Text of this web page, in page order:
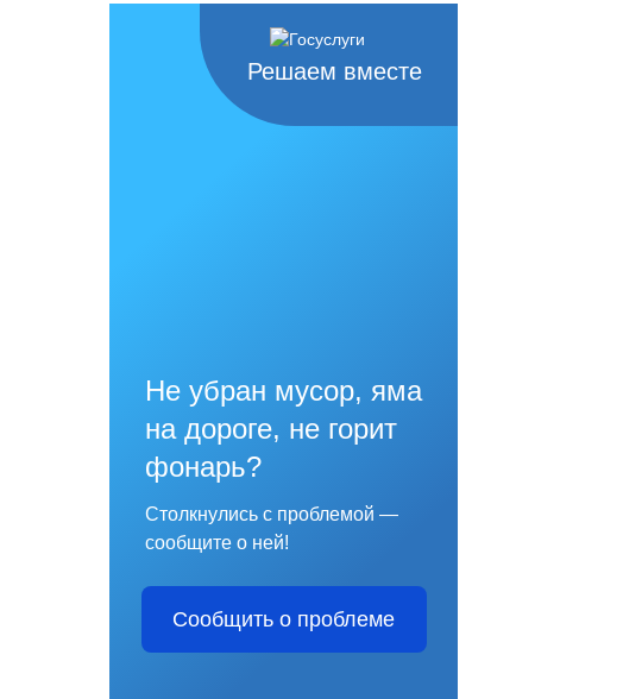
Решаем вместе
Не убран мусор, яма
на дороге, не горит
фонарь?
Столкнулись с проблемой —
сообщите о ней!
Сообщить о проблеме